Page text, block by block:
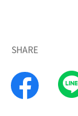
SHARE